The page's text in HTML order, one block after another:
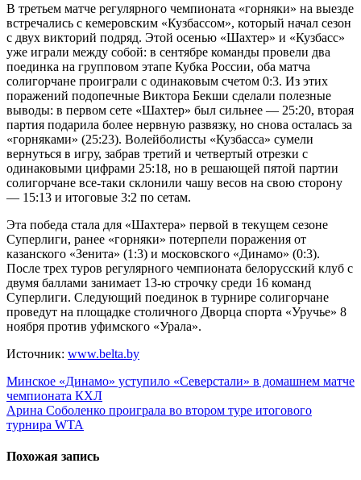
В третьем матче регулярного чемпионата «горняки» на выезде
встречались с кемеровским «Кузбассом», который начал сезон
с двух викторий подряд. Этой осенью «Шахтер» и «Кузбасс»
уже играли между собой: в сентябре команды провели два
поединка на групповом этапе Кубка России, оба матча
солигорчане проиграли с одинаковым счетом 0:3. Из этих
поражений подопечные Виктора Бекши сделали полезные
выводы: в первом сете «Шахтер» был сильнее — 25:20, вторая
партия подарила более нервную развязку, но снова осталась за
«горняками» (25:23). Волейболисты «Кузбасса» сумели
вернуться в игру, забрав третий и четвертый отрезки с
одинаковыми цифрами 25:18, но в решающей пятой партии
солигорчане все-таки склонили чашу весов на свою сторону
— 15:13 и итоговые 3:2 по сетам.
Эта победа стала для «Шахтера» первой в текущем сезоне
Суперлиги, ранее «горняки» потерпели поражения от
казанского «Зенита» (1:3) и московского «Динамо» (0:3).
После трех туров регулярного чемпионата белорусский клуб с
двумя баллами занимает 13-ю строчку среди 16 команд
Суперлиги. Следующий поединок в турнире солигорчане
проведут на площадке столичного Дворца спорта «Уручье» 8
ноября против уфимского «Урала».
Источник: www.belta.by
Навигация
по
записям
Минское «Динамо» уступило «Северстали» в домашнем матче
чемпионата КХЛ
Арина Соболенко проиграла во втором туре итогового
турнира WTA
Похожая запись